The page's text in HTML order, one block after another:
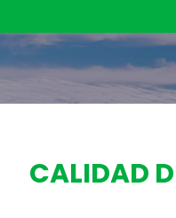
CALIDAD